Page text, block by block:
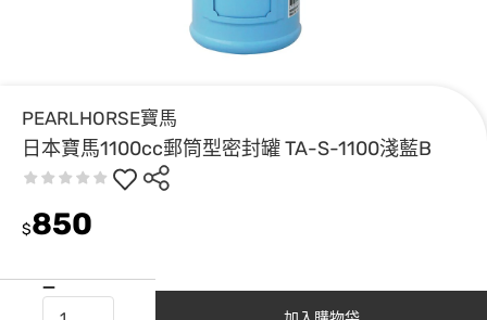
PEARLHORSE寶馬
日本寶馬1100cc郵筒型密封罐 TA-S-1100淺藍B
$850